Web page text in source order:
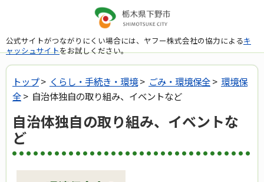
公式サイトがつながりにくい場合には、ヤフー株式会社の協力によるキ
ャッシュサイトをお試しください。
トップ> くらし・手続き・環境> ごみ・環境保全> 環境保
全> 自治体独自の取り組み、イベントなど
自治体独自の取り組み、イベントな
ど